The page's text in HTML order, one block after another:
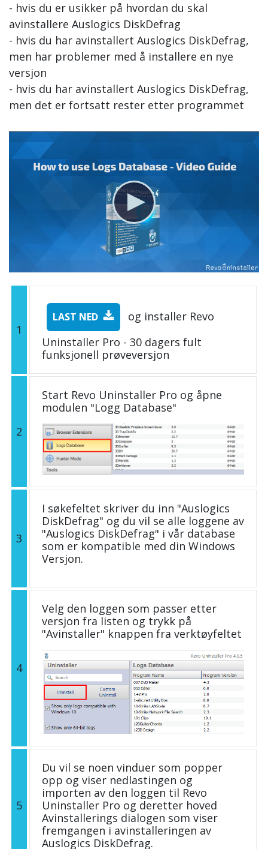
- hvis du er usikker på hvordan du skal
avinstallere Auslogics DiskDefrag
- hvis du har avinstallert Auslogics DiskDefrag,
men har problemer med å installere en nye
versjon
- hvis du har avinstallert Auslogics DiskDefrag,
men det er fortsatt rester etter programmet
1
LAST NED
og installer Revo
Uninstaller Pro - 30 dagers fult
funksjonell prøveversjon
2
Start Revo Uninstaller Pro og åpne
modulen "Logg Database"
3
I søkefeltet skriver du inn "Auslogics
DiskDefrag" og du vil se alle loggene av
"Auslogics DiskDefrag" i vår database
som er kompatible med din Windows
Versjon.
4
Velg den loggen som passer etter
versjon fra listen og trykk på
"Avinstaller" knappen fra verktøyfeltet
5
Du vil se noen vinduer som popper
opp og viser nedlastingen og
importen av den loggen til Revo
Uninstaller Pro og deretter hoved
Avinstallerings dialogen som viser
fremgangen i avinstalleringen av
Auslogics DiskDefrag.